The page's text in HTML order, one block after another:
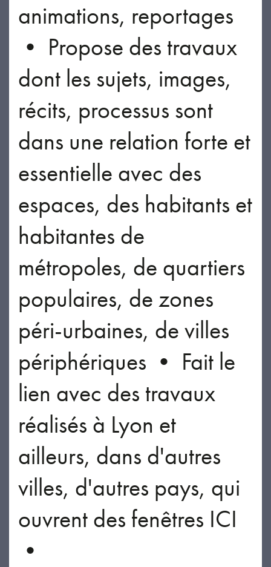
animations, reportages
• Propose des travaux
dont les sujets, images,
récits, processus sont
dans une relation forte et
essentielle avec des
espaces, des habitants et
habitantes de
métropoles, de quartiers
populaires, de zones
péri-urbaines, de villes
périphériques • Fait le
lien avec des travaux
réalisés à Lyon et
ailleurs, dans d'autres
villes, d'autres pays, qui
ouvrent des fenêtres ICI
•